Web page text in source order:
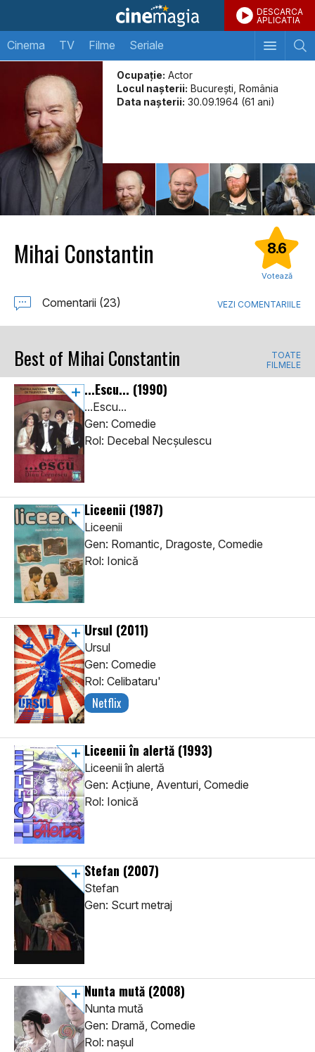
DESCARCA
APLICATIA
Cinema TV Filme Seriale
Ocupație: Actor
Locul naşterii: București, România
Data naşterii: 30.09.1964 (61 ani)
Mihai Constantin 8.6
Votează
Comentarii (23) VEZI COMENTARIILE
Best of Mihai Constantin
TOATE
FILMELE
...Escu... (1990)
...Escu...
Gen: Comedie
Rol: Decebal Necșulescu
Liceenii (1987)
Liceenii
Gen: Romantic, Dragoste, Comedie
Rol: Ionică
Ursul (2011)
Ursul
Gen: Comedie
Rol: Celibataru'
Netflix
Liceenii în alertă (1993)
Liceenii în alertă
Gen: Acţiune, Aventuri, Comedie
Rol: Ionică
Stefan (2007)
Stefan
Gen: Scurt metraj
Nunta mută (2008)
Nunta mută
Gen: Dramă, Comedie
Rol: nașul